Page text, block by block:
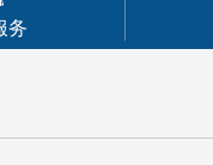
务